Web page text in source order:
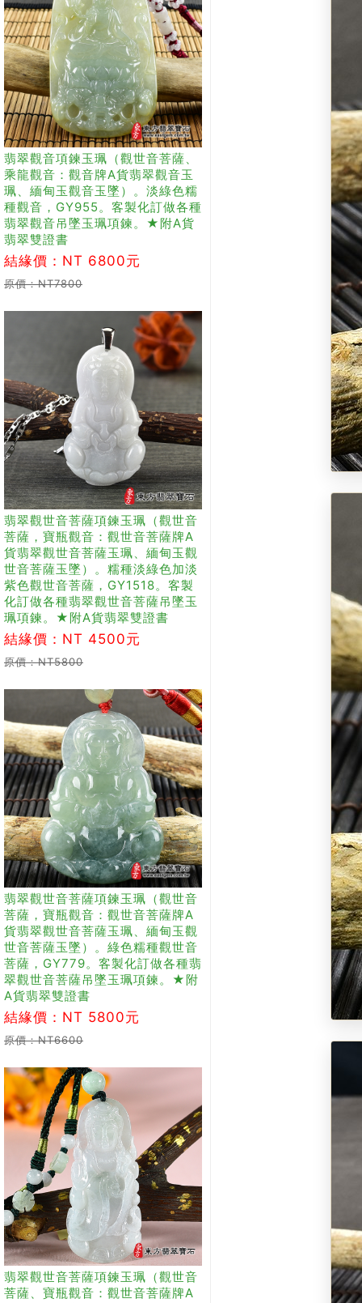
翡翠觀音項鍊玉珮（觀世音菩薩、
乘龍觀音：觀音牌A貨翡翠觀音玉
珮、緬甸玉觀音玉墜）。淡綠色糯
種觀音，GY955。客製化訂做各種
翡翠觀音吊墜玉珮項鍊。★附A貨
翡翠雙證書
結緣價：NT 6800元
原價：NT7800
翡翠觀世音菩薩項鍊玉珮（觀世音
菩薩，寶瓶觀音：觀世音菩薩牌A
貨翡翠觀世音菩薩玉珮、緬甸玉觀
世音菩薩玉墜）。糯種淡綠色加淡
紫色觀世音菩薩，GY1518。客製
化訂做各種翡翠觀世音菩薩吊墜玉
珮項鍊。★附A貨翡翠雙證書
結緣價：NT 4500元
原價：NT5800
翡翠觀世音菩薩項鍊玉珮（觀世音
菩薩，寶瓶觀音：觀世音菩薩牌A
貨翡翠觀世音菩薩玉珮、緬甸玉觀
世音菩薩玉墜）。綠色糯種觀世音
菩薩，GY779。客製化訂做各種翡
翠觀世音菩薩吊墜玉珮項鍊。★附
A貨翡翠雙證書
結緣價：NT 5800元
原價：NT6600
翡翠觀世音菩薩項鍊玉珮（觀世音
菩薩、寶瓶觀音：觀世音菩薩牌A